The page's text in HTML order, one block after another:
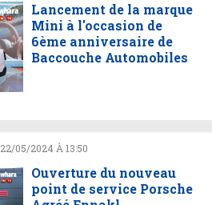
Lancement de la marque
Mini à l'occasion de
6ème anniversaire de
Baccouche Automobiles
22/05/2024 À 13:50
Ouverture du nouveau
point de service Porsche